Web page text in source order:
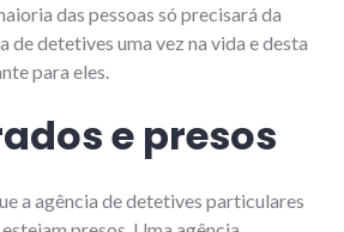
das pessoas só precisará da
de detetives uma vez na vida e desta
para eles.
e presos
a agência de detetives particulares